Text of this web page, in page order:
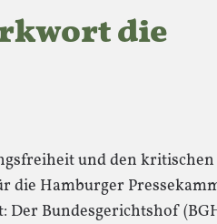
die
und den kritischen
die Hamburger
Der Bundesgerichtshof